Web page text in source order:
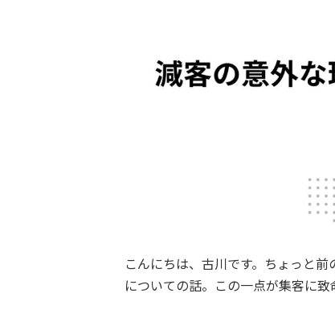
こんにちは、古川です。ちょっと
についての話。この一点が集客に致